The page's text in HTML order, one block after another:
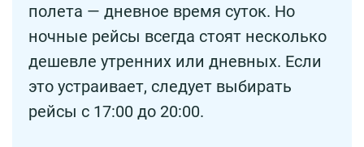
полета — дневное время суток. Но
ночные рейсы всегда стоят несколько
дешевле утренних или дневных. Если
это устраивает, следует выбирать
рейсы с 17:00 до 20:00.